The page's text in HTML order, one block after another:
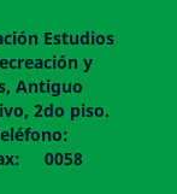
Estudios
y
Antiguo
2do piso.
Teléfono:
0058